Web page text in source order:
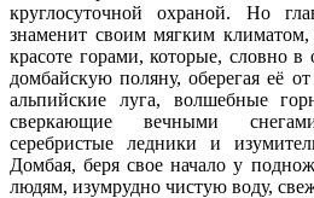
круглосуточной охраной. Но
знаменит своим мягким
красоте горами, которые, словно в
домбайскую поляну, оберегая её
альпийские луга, волшебные
сверкающие вечными
серебристые ледники и
Домбая, беря свое начало у
людям, изумрудно чистую воду,